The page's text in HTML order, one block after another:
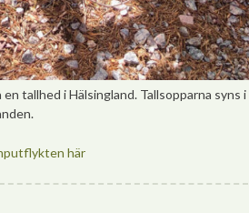
tallhed i Hälsingland. Tallsopparna syns i
här